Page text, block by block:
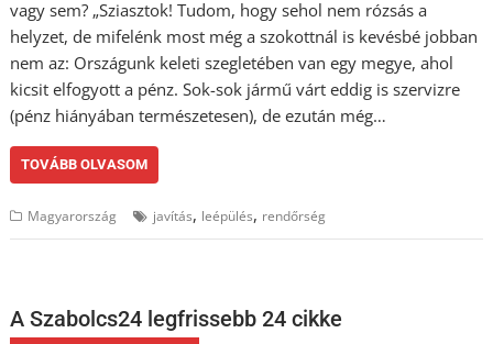
vagy sem? „Sziasztok! Tudom, hogy sehol nem rózsás a
helyzet, de mifelénk most még a szokottnál is kevésbé jobban
nem az: Országunk keleti szegletében van egy megye, ahol
kicsit elfogyott a pénz. Sok-sok jármű várt eddig is szervizre
(pénz hiányában természetesen), de ezután még…
TOVÁBB OLVASOM
Magyarország javítás, leépülés, rendőrség
A Szabolcs24 legfrissebb 24 cikke